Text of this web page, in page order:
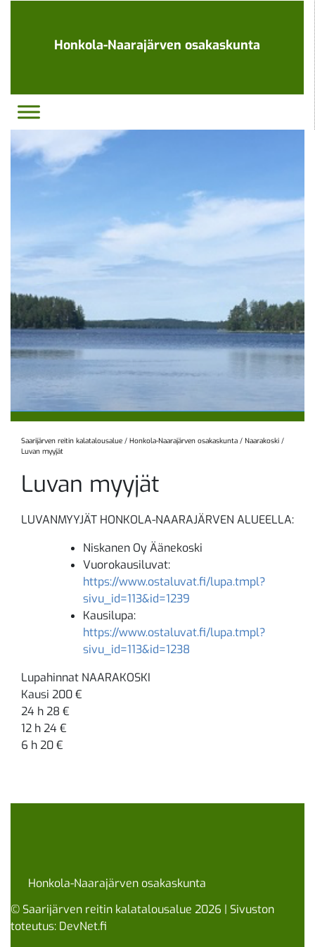
Honkola-Naarajärven osakaskunta
Saarijärven reitin kalatalousalue / Honkola-Naarajärven osakaskunta / Naarakoski /
Luvan myyjät
Luvan myyjät
LUVANMYYJÄT HONKOLA-NAARAJÄRVEN ALUEELLA:
Niskanen Oy Äänekoski
Vuorokausiluvat:
https://www.ostaluvat.fi/lupa.tmpl?
sivu_id=113&id=1239
Kausilupa:
https://www.ostaluvat.fi/lupa.tmpl?
sivu_id=113&id=1238
Lupahinnat NAARAKOSKI
Kausi 200 €
24 h 28 €
12 h 24 €
6 h 20 €
Honkola-Naarajärven osakaskunta
© Saarijärven reitin kalatalousalue 2026 | Sivuston
toteutus: DevNet.fi